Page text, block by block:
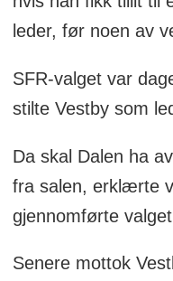
leder, før noen av
SFR-valget var
stilte Vestby som
Da skal Dalen ha
fra salen, erklærte
gjennomførte
Senere mottok